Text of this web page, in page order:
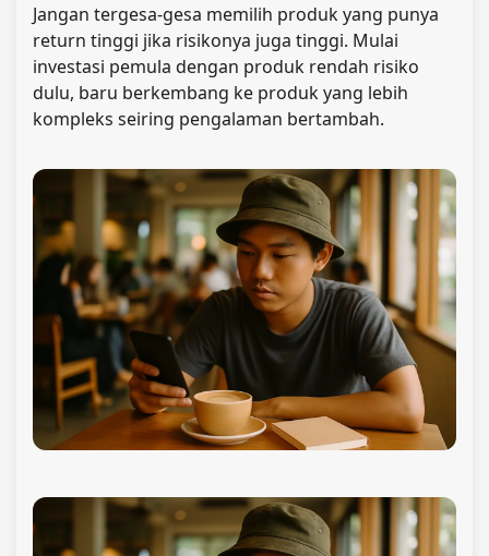
Jangan tergesa-gesa memilih produk yang punya
return tinggi jika risikonya juga tinggi. Mulai
investasi pemula dengan produk rendah risiko
dulu, baru berkembang ke produk yang lebih
kompleks seiring pengalaman bertambah.